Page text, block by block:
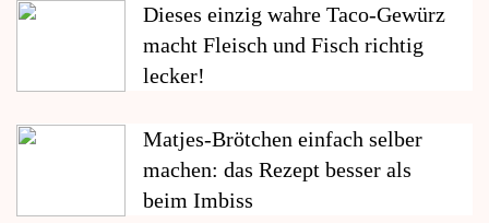
Dieses einzig wahre Taco-Gewürz
macht Fleisch und Fisch richtig
lecker!
Matjes-Brötchen einfach selber
machen: das Rezept besser als
beim Imbiss